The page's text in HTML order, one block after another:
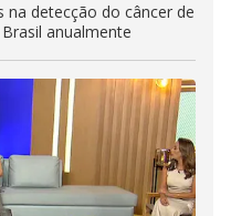
na detecção do câncer de
anualmente